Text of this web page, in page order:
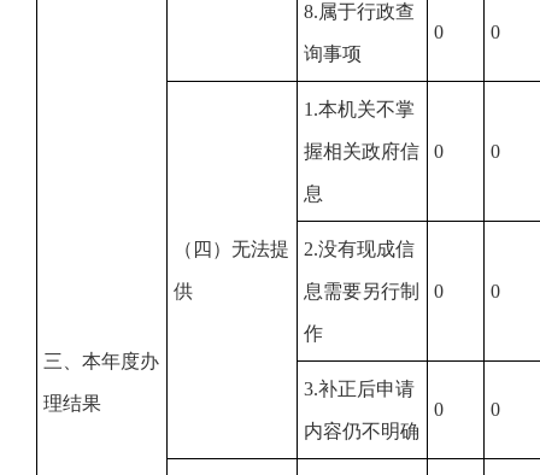
三、本年度办
理结果
8.属于行政查
询事项
0 0
（四）无法提
供
1.本机关不掌
握相关政府信
息
0 0
2.没有现成信
息需要另行制
作
0 0
3.补正后申请
内容仍不明确
0 0